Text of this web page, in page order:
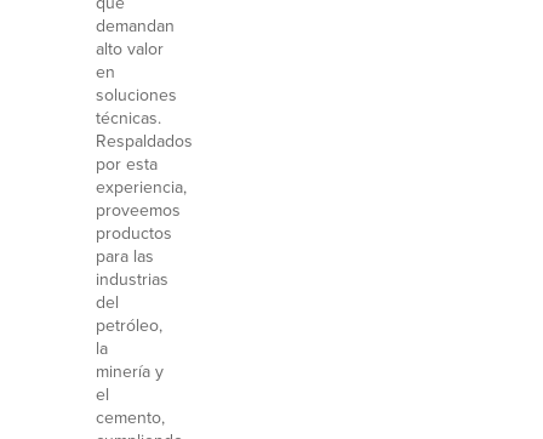
demandan
alto valor
en
soluciones
técnicas.
Respaldados
por esta
experiencia,
proveemos
productos
para las
industrias
del
petróleo,
la
minería y
el
cemento,